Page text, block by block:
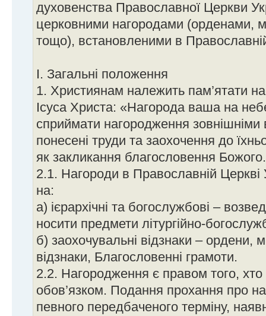
духовенства Православної Церкви
церковними нагородами (орденами,
тощо), встановленими в
І. Загальні положення
1. Християнам належить пам’ятати
Ісуса Христа: «Нагорода ваша на
сприймати нагородження зовнішніми
понесені труди та заохочення до
як закликання благословення Божого.
2.1. Нагороди в Православній Церкві
на:
а) ієрархічні та богослужбові –
носити предмети літургійно-
б) заохочувальні відзнаки – ордени,
відзнаки, Благословенні грамоти.
2.2. Нагородження є правом того,
обов’язком. Подання прохання про
певного передбаченого терміну,